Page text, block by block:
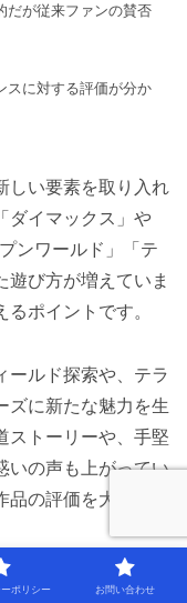
だが従来ファンの賛否
スに対する評価が分か
しい要素を取り入れ
ダイマックス」や
ンワールド」「テ
遊び方が増えていま
ポイントです。
ールド探索や、テラ
ズに新たな魅力を生
ストーリーや、手堅
いの声も上がってい
の評価を大きく左
画作品でも新旧要
ポリシー お問い合わせ